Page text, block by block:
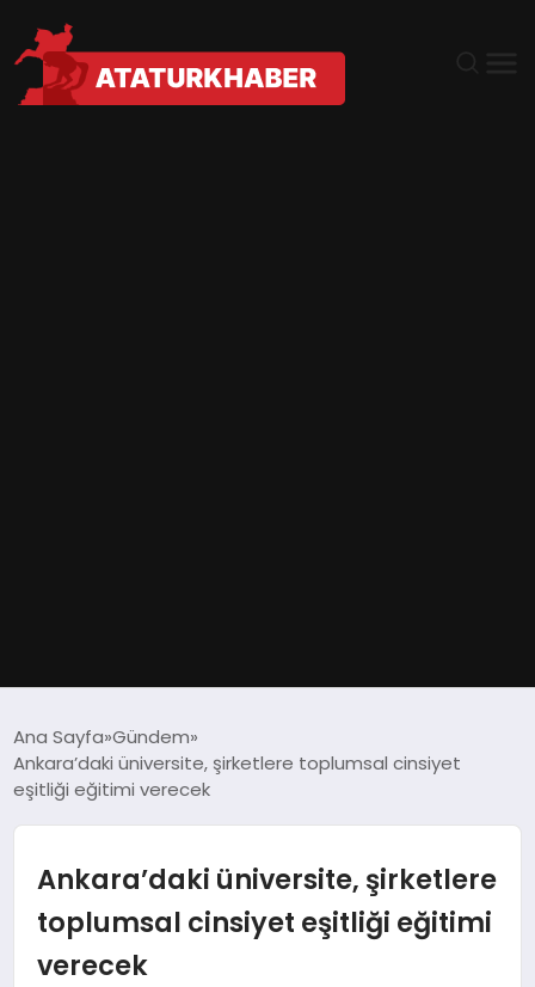
DÜNYA
MAGAZIN
Ana Sayfa Gündem
Ankara’daki üniversite, şirketlere toplumsal cinsiyet
eşitliği eğitimi verecek
Ankara’daki üniversite, şirketlere
toplumsal cinsiyet eşitliği eğitimi
verecek